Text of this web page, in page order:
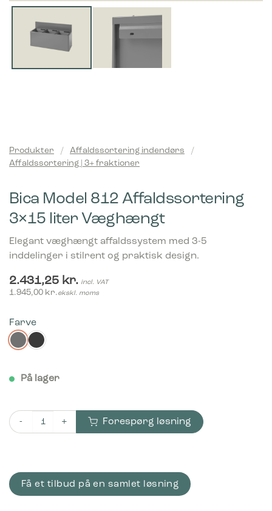
Produkter / Affaldssortering indendørs
/
Affaldssortering | 3+ fraktioner
Bica Model 812 Affaldssortering
3×15 liter Væghængt
Elegant væghængt affaldssystem med 3-5
inddelinger i stilrent og praktisk design.
2.431,25 kr. incl. VAT
1.945,00 kr.ekskl. moms
Farve
På lager
Bica Model 812 Affaldssortering 3x15 liter Væghængt antal
Forespørg løsning
Få et tilbud på en samlet løsning